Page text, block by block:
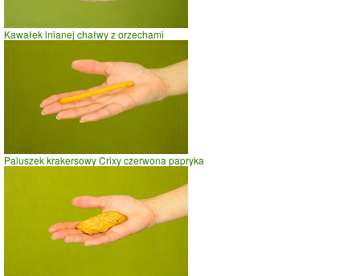
Kawałek lnianej chałwy z orzechami
Paluszek krakersowy Crixy czerwona papryka